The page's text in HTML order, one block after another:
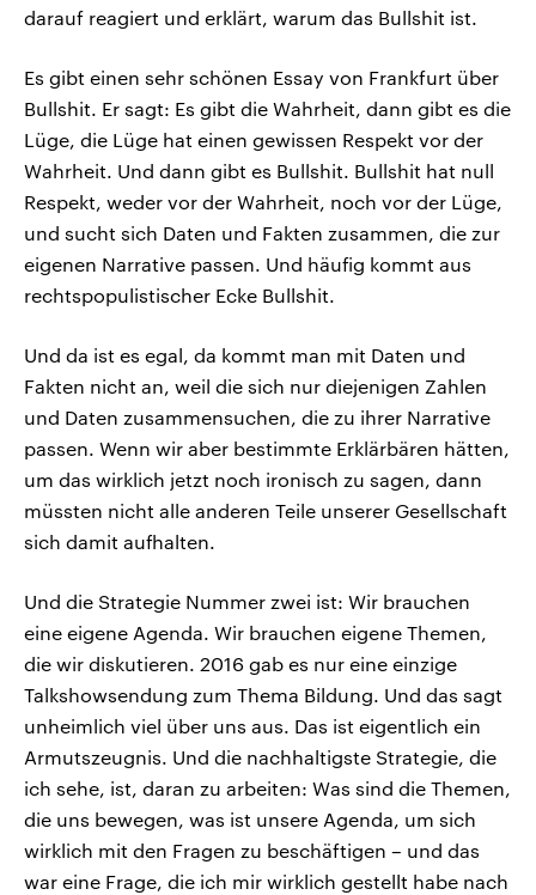
darauf reagiert und erklärt, warum das Bullshit ist.
Es gibt einen sehr schönen Essay von Frankfurt über
Bullshit. Er sagt: Es gibt die Wahrheit, dann gibt es die
Lüge, die Lüge hat einen gewissen Respekt vor der
Wahrheit. Und dann gibt es Bullshit. Bullshit hat null
Respekt, weder vor der Wahrheit, noch vor der Lüge,
und sucht sich Daten und Fakten zusammen, die zur
eigenen Narrative passen. Und häufig kommt aus
rechtspopulistischer Ecke Bullshit.
Und da ist es egal, da kommt man mit Daten und
Fakten nicht an, weil die sich nur diejenigen Zahlen
und Daten zusammensuchen, die zu ihrer Narrative
passen. Wenn wir aber bestimmte Erklärbären hätten,
um das wirklich jetzt noch ironisch zu sagen, dann
müssten nicht alle anderen Teile unserer Gesellschaft
sich damit aufhalten.
Und die Strategie Nummer zwei ist: Wir brauchen
eine eigene Agenda. Wir brauchen eigene Themen,
die wir diskutieren. 2016 gab es nur eine einzige
Talkshowsendung zum Thema Bildung. Und das sagt
unheimlich viel über uns aus. Das ist eigentlich ein
Armutszeugnis. Und die nachhaltigste Strategie, die
ich sehe, ist, daran zu arbeiten: Was sind die Themen,
die uns bewegen, was ist unsere Agenda, um sich
wirklich mit den Fragen zu beschäftigen – und das
war eine Frage, die ich mir wirklich gestellt habe nach